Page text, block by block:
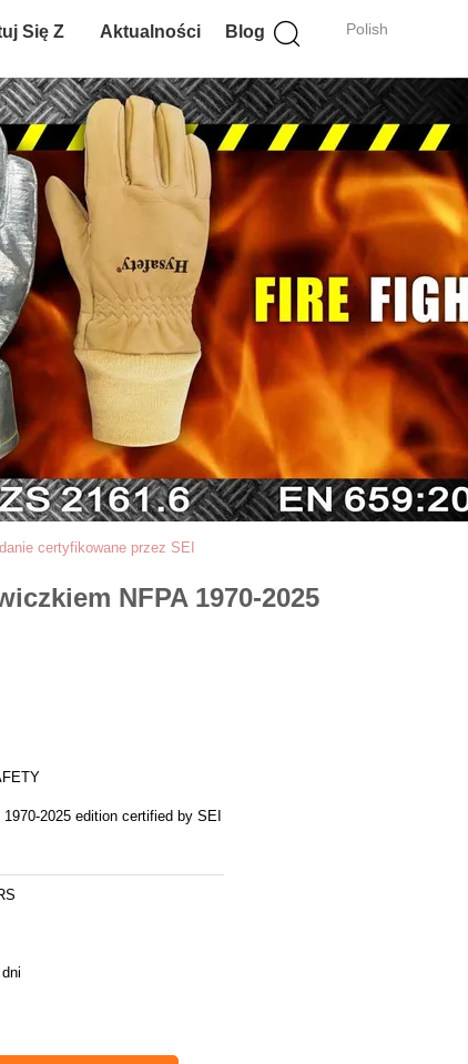
Polish
Się Z
Aktualności Blog
certyfikowane przez SEI
NFPA 1970-2025
1970-2025 edition certified by SEI